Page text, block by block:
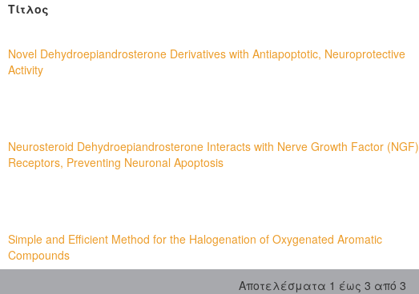
Τίτλος
Novel Dehydroepiandrosterone Derivatives with Antiapoptotic, Neuroprotective
Activity
Neurosteroid Dehydroepiandrosterone Interacts with Nerve Growth Factor (NGF)
Receptors, Preventing Neuronal Apoptosis
Simple and Efficient Method for the Halogenation of Oxygenated Aromatic
Compounds
Αποτελέσματα 1 έως 3 από 3